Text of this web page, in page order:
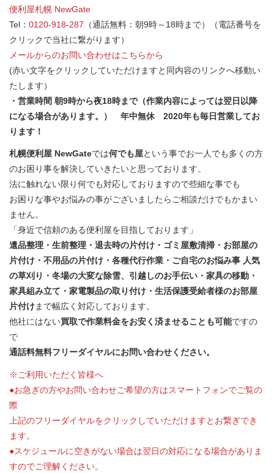
便利屋札幌 NewGate
Tel： 0120-918-287 （通話無料：朝9時～18時まで）（電話番号を
クリックで当社に繋がります）
メールからのお問い合わせはこちらから
(赤い文字をクリックしていただけますと同内容のリンクへ移動い
たします）
・営業時間 朝9時から夜18時まで（作業内容によっては翌日以降
になる場合があります。） 年中無休 2020年も毎日営業してお
ります！
札幌便利屋 NewGateでは何でも屋という事でお一人でも多くの方
のお困り事を解決していきたいと思っております。
法に触れない限り何でも対応しておりますので些細な事でも
お困りな事やお悩みの事がございましたらご相談だけでもかまい
ません。
「身近で信頼のある便利屋を目指しております」
遺品整理・生前整理・退去時の片付け・ゴミ屋敷清掃・お部屋の
片付け・不用品の片付け・各種代行作業・ご自宅のお悩み事 人気
の草刈り・冬場の大変な除雪、引越しのお手伝い・家具の移動・
家具組み立て・家電製品の取り付け・生活保護受給者様のお部屋
片付けまで幅広く対応しております。
他社にはない買取で作業料金をお安く済ませることも可能ですの
で
通話料無料フリーダイヤルにお問い合わせください。
※ご利用いただく皆様へ
●お急ぎの方やお問い合わせご希望の方はスマートフォンでご覧の
際
上記のフリーダイヤルをクリックしていただけますとお繋ぎでき
ます。
●スケジュールに空きがない場合は翌日の対応になる場合がありま
すのでご理解ください。